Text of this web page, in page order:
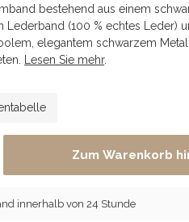
bestehend aus einem
Lederband (100 % echtes Leder)
elegantem schwarzem
Lesen Sie mehr.
Zum Warenkorb
innerhalb von 24 Stunde